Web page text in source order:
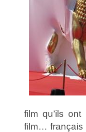
film qu’ils
film…